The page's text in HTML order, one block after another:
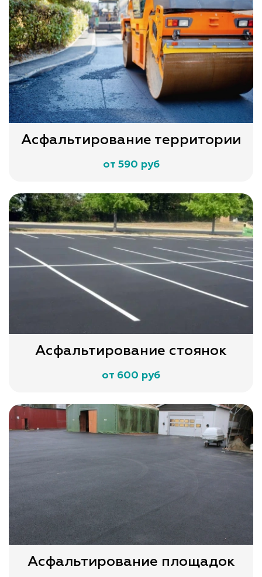
Асфальтирование территории
от 590 руб
Асфальтирование стоянок
от 600 руб
Асфальтирование площадок